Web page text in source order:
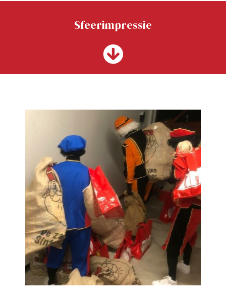
Sfeerimpressie